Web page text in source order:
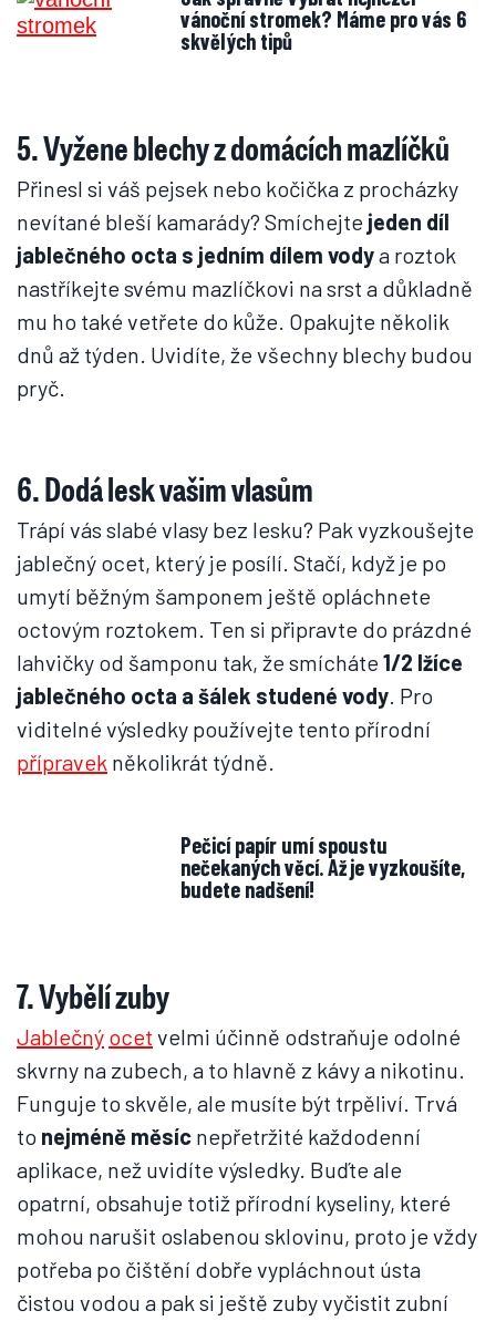
vánoční stromek? Máme pro vás 6
skvělých tipů
5. Vyžene blechy z domácích mazlíčků
Přinesl si váš pejsek nebo kočička z procházky
nevítané bleší kamarády? Smíchejte jeden díl
jablečného octa s jedním dílem vodya roztok
nastříkejte svému mazlíčkovi na srst a důkladně
mu ho také vetřete do kůže. Opakujte několik
dnů až týden. Uvidíte, že všechny blechy budou
pryč.
6. Dodá lesk vašim vlasům
Trápí vás slabé vlasy bez lesku? Pak vyzkoušejte
jablečný ocet, který je posílí. Stačí, když je po
umytí běžným šamponem ještě opláchnete
octovým roztokem. Ten si připravte do prázdné
lahvičky od šamponu tak, že smícháte1/2 lžíce
jablečného octa a šálek studené vody. Pro
viditelné výsledky používejte tento přírodní
přípravek několikrát týdně.
Pečicí papír umí spoustu
nečekaných věcí. Až je vyzkoušíte,
budete nadšení!
7. Vybělí zuby
Jablečný ocet velmi účinně odstraňuje odolné
skvrny na zubech, a to hlavně z kávy a nikotinu.
Funguje to skvěle, ale musíte být trpěliví. Trvá
to nejméně měsíc nepřetržité každodenní
aplikace, než uvidíte výsledky. Buďte ale
opatrní, obsahuje totiž přírodní kyseliny, které
mohou narušit oslabenou sklovinu, proto je vždy
potřeba po čištění dobře vypláchnout ústa
čistou vodou a pak si ještě zuby vyčistit zubní